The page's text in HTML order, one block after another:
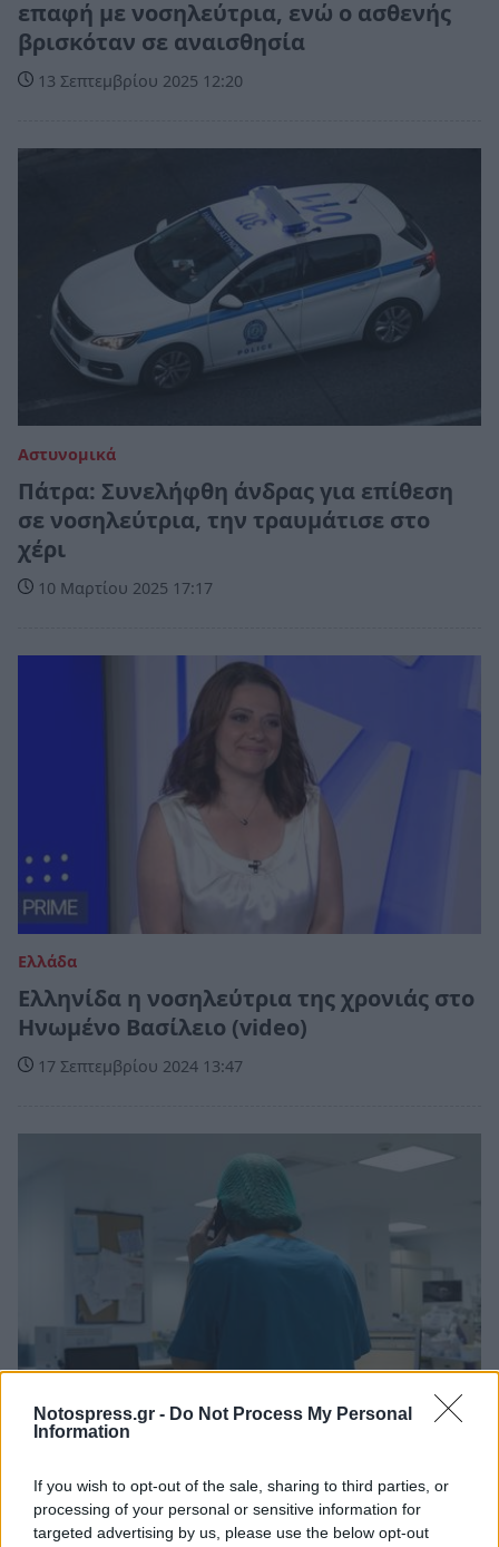
Notospress.gr - Do Not Process My Personal
Information
If you wish to opt-out of the sale, sharing to third parties, or
processing of your personal or sensitive information for
targeted advertising by us, please use the below opt-out
επαφή με νοσηλεύτρια, ενώ ο ασθενής
βρισκόταν σε αναισθησία
13 Σεπτεμβρίου 2025 12:20
Αστυνομικά
Πάτρα: Συνελήφθη άνδρας για επίθεση
σε νοσηλεύτρια, την τραυμάτισε στο
χέρι
10 Μαρτίου 2025 17:17
Ελλάδα
Ελληνίδα η νοσηλεύτρια της χρονιάς στο
Ηνωμένο Βασίλειο (video)
17 Σεπτεμβρίου 2024 13:47
Πελοπόννησος
Ασθενής γρονθοκόπησε νοσηλεύτρια στο
νοσοκομείο της Πάτρας